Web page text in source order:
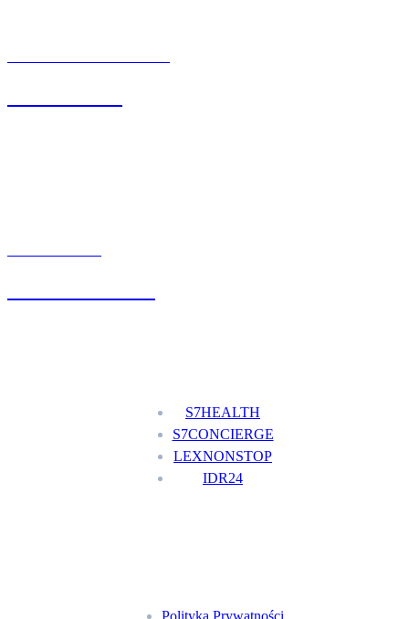
S7HEALTH
S7CONCIERGE
LEXNONSTOP
IDR24
Polityka Prywatności